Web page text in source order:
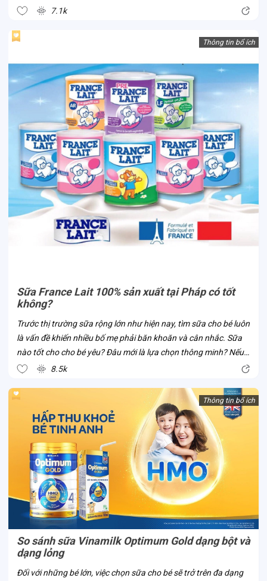
chọn dòng sữa này ngay khi sản phẩm có mặt tại Việt Nam. Vì
7.1k
Thông tin bổ ích
Sữa France Lait 100% sản xuất tại Pháp có tốt
không?
Trước thị trường sữa rộng lớn như hiện nay, tìm sữa cho bé luôn
là vấn đề khiến nhiều bố mẹ phải băn khoăn và cân nhắc. Sữa
nào tốt cho cho bé yêu? Đâu mới là lựa chọn thông minh? Nếu
bố mẹ đã và đang có cùng thắc mắc này, cùng Con Cưng thử
8.5k
Thông tin bổ ích
So sánh sữa Vinamilk Optimum Gold dạng bột và
dạng lỏng
Đối với những bé lớn, việc chọn sữa cho bé sẽ trở trên đa dạng